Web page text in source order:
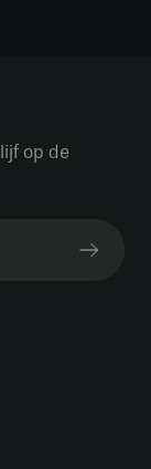
op de